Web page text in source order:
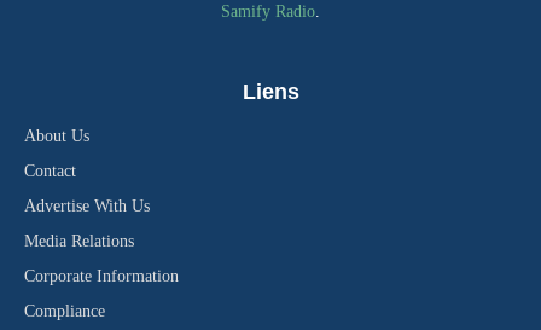
Samify Radio
Liens
About Us
Contact
Advertise With Us
Media Relations
Corporate Information
Compliance